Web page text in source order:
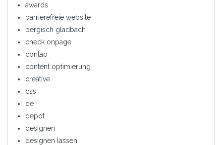
awards
barrierefreie website
bergisch gladbach
check onpage
contao
content optimierung
creative
css
de
depot
designen
designen lassen